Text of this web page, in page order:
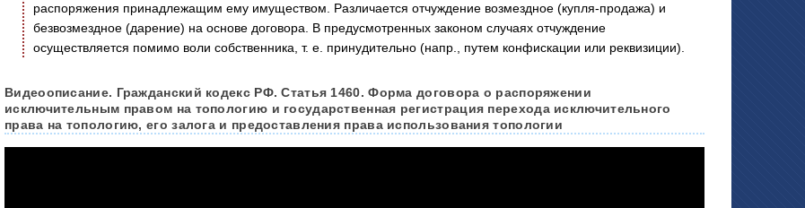
распоряжения принадлежащим ему имуществом. Различается отчуждение возмездное (купля-продажа) и
безвозмездное (дарение) на основе договора. В предусмотренных законом случаях отчуждение
осуществляется помимо воли собственника, т. е. принудительно (напр., путем конфискации или реквизиции).
Видеоописание. Гражданский кодекс РФ. Статья 1460. Форма договора о распоряжении
исключительным правом на топологию и государственная регистрация перехода исключительного
права на топологию, его залога и предоставления права использования топологии